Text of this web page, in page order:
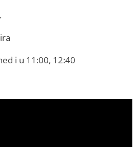
i u 11:00, 12:40